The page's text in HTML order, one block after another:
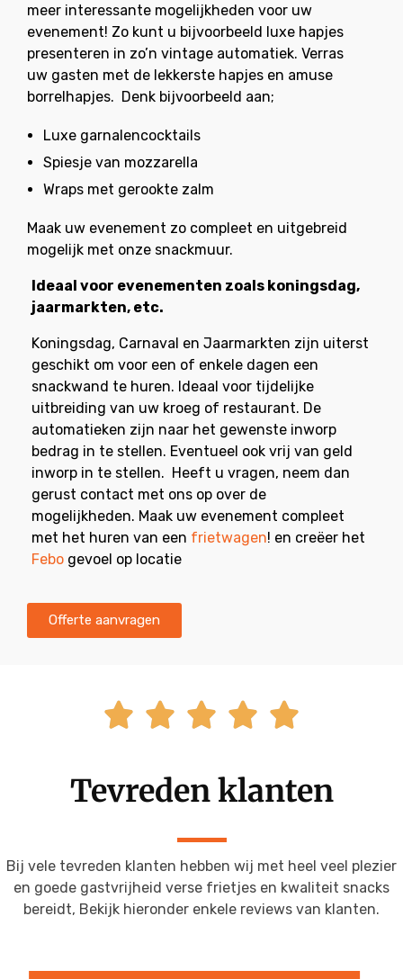
meer interessante mogelijkheden voor uw
evenement! Zo kunt u bijvoorbeeld luxe hapjes
presenteren in zo’n vintage automatiek. Verras
uw gasten met de lekkerste hapjes en amuse
borrelhapjes. Denk bijvoorbeeld aan;
Luxe garnalencocktails
Spiesje van mozzarella
Wraps met gerookte zalm
Maak uw evenement zo compleet en uitgebreid
mogelijk met onze snackmuur.
Ideaal voor evenementen zoals koningsdag,
jaarmarkten, etc.
Koningsdag, Carnaval en Jaarmarkten zijn uiterst
geschikt om voor een of enkele dagen een
snackwand te huren. Ideaal voor tijdelijke
uitbreiding van uw kroeg of restaurant. De
automatieken zijn naar het gewenste inworp
bedrag in te stellen. Eventueel ook vrij van geld
inworp in te stellen. Heeft u vragen, neem dan
gerust contact met ons op over de
mogelijkheden. Maak uw evenement compleet
met het huren van een frietwagen! en creëer het
Febo gevoel op locatie
Offerte aanvragen
    
Tevreden klanten
Bij vele tevreden klanten hebben wij met heel veel plezier
en goede gastvrijheid verse frietjes en kwaliteit snacks
bereidt, Bekijk hieronder enkele reviews van klanten.